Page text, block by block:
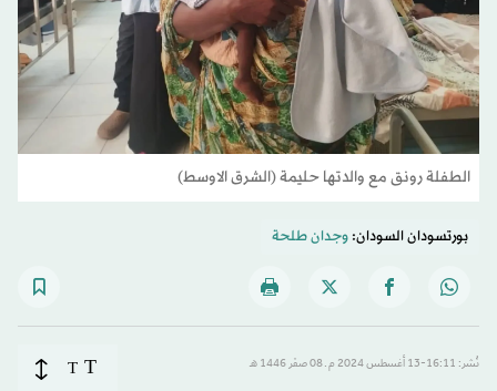
الطفلة رونق مع والدتها حليمة (الشرق الاوسط)
بورتسودان السودان:وجدان طلحة
نُشر: 16:11-13 أغسطس 2024 م ـ 08 صفَر 1446 هـ T
T